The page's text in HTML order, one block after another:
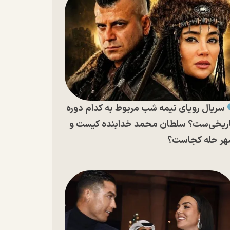
سریال رویای نیمه شب مربوط به کدام دوره
سلطان محمد خدابنده کیست و
حله کجاست؟